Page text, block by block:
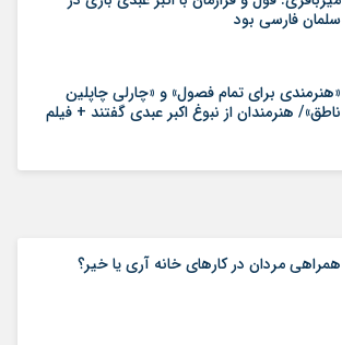
سلمان فارسی بود
«هنرمندی برای تمام فصول» و «چارلی چاپلین
ناطق»/ هنرمندان از نبوغ اکبر عبدی گفتند + فیلم
همراهی مردان در کارهای خانه آری یا خیر؟